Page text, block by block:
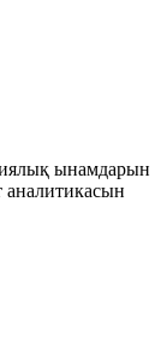
ынамдарын
аналитикасын